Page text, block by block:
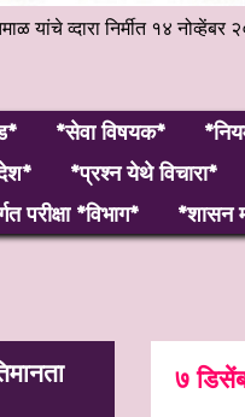
यांचे व्दारा निर्मीत १४
*सेवा विषयक*
*प्रश्न येथे विचारा*
परीक्षा *विभाग* *शासन
७